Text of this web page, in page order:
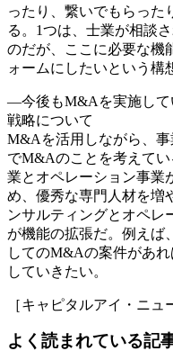
ったり、繋いでもらった
る。1つは、士業が相談
のだが、ここに必要な機
ォームにしたいという構
―今後もM&Aを実施して
戦略について
M&Aを活用しながら、
でM&Aのことを考えて
業とオペレーション事業
め、優秀な専門人材を増
ンサルティングとオペレ
が機能の拡張だ。例えば
してのM&Aの案件があ
していきたい。
［キャピタルアイ・ニュ
よく読まれている記